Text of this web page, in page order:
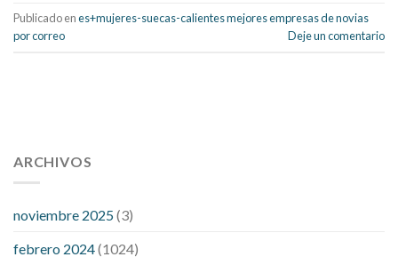
Publicado enes+mujeres-suecas-calientes mejores empresas de novias
por correo
Deje un comentario
pressure 112 50
fitness trackers monitor blood pressure
high low number blood pressure
200 mg labetalol lower blood pressure
ARCHIVOS
noviembre 2025(3)
febrero 2024(1024)